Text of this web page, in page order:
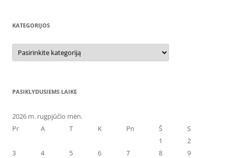
KATEGORIJOS
Kategorijos
PASIKLYDUSIEMS LAIKE
2026 m. rugpjūčio mėn.
Pr
A T K Pn Š
S
1
2
3
4 5 6 7 8
9